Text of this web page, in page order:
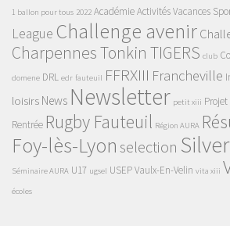
1 ballon pour tous 2022 AcadémieActivités Vacances
League Challenge avenir
Charpennes Tonkin TIGERS club
domene DRL edr fauteuil FFRXIII Francheville
loisirs News Newsletter petit xiii Projet
Rentrée Rugby Fauteuil Région AURA
Foy-lès-Lyon selection
Séminaire AURA U17 ugsel USEPVaulx-En-Velin vita xiii
écoles